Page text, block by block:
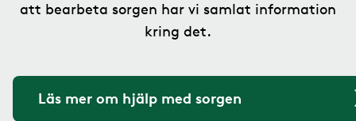
att bearbeta sorgen har vi samlat information
kring det.
Läs mer om hjälp med sorgen